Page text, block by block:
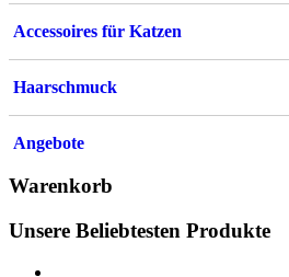
Accessoires für Katzen
Haarschmuck
Angebote
Warenkorb
Unsere Beliebtesten Produkte